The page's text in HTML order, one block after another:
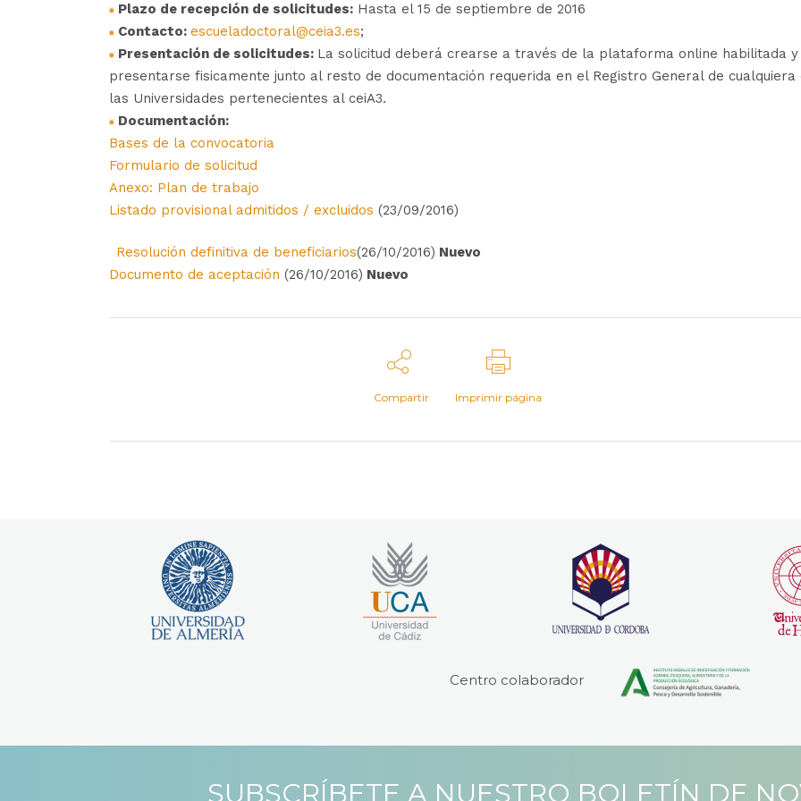
Plazo de recepción de solicitudes: Hasta el 15 de septiembre de 2016
Contacto: escueladoctoral@ceia3.es;
Presentación de solicitudes: La solicitud deberá crearse a través de la plataforma online habilitada y
presentarse fisicamente junto al resto de documentación requerida en el Registro General de cualquiera
las Universidades pertenecientes al ceiA3.
Documentación:
Bases de la convocatoria
Formulario de solicitud
Anexo: Plan de trabajo
Listado provisional admitidos / excluidos (23/09/2016)
Resolución definitiva de beneficiarios(26/10/2016) Nuevo
Documento de aceptación (26/10/2016) Nuevo
Compartir Imprimir página
Centro colaborador
SUBSCRÍBETE A NUESTRO BOLETÍN DE